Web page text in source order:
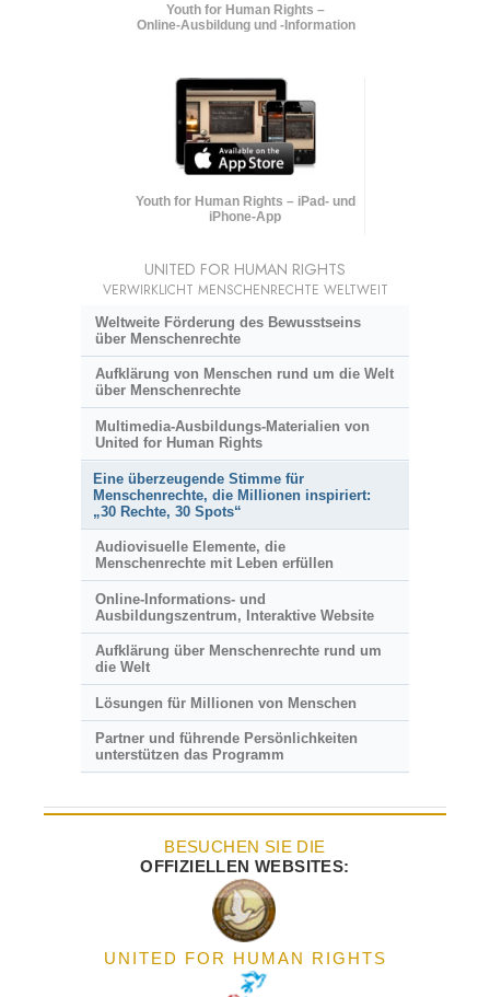
Youth for Human Rights –
Online-Ausbildung und -Information
Youth for Human Rights – iPad- und
iPhone-App
UNITED FOR HUMAN RIGHTS
VERWIRKLICHT MENSCHENRECHTE WELTWEIT
Weltweite Förderung des Bewusstseins
über Menschenrechte
Aufklärung von Menschen rund um die Welt
über Menschenrechte
Multimedia-Ausbildungs-Materialien von
United for Human Rights
Eine überzeugende Stimme für
Menschenrechte, die Millionen inspiriert:
„30 Rechte, 30 Spots“
Audiovisuelle Elemente, die
Menschenrechte mit Leben erfüllen
Online-Informations- und
Ausbildungszentrum, Interaktive Website
Aufklärung über Menschenrechte rund um
die Welt
Lösungen für Millionen von Menschen
Partner und führende Persönlichkeiten
unterstützen das Programm
BESUCHEN SIE DIE
OFFIZIELLEN WEBSITES:
UNITED FOR HUMAN RIGHTS